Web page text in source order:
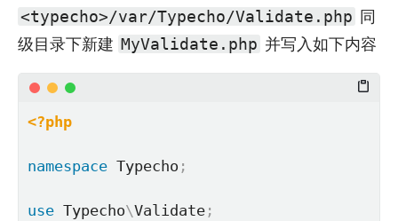
<typecho>/var/Typecho/Validate.php 同
级目录下新建 MyValidate.php 并写入如下内容
<?php
namespace Typecho ;
use Typecho\Validate ;